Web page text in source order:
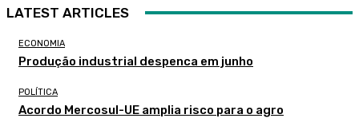
LATEST ARTICLES
ECONOMIA
Produção industrial despenca em junho
POLÍTICA
Acordo Mercosul-UE amplia risco para o agro